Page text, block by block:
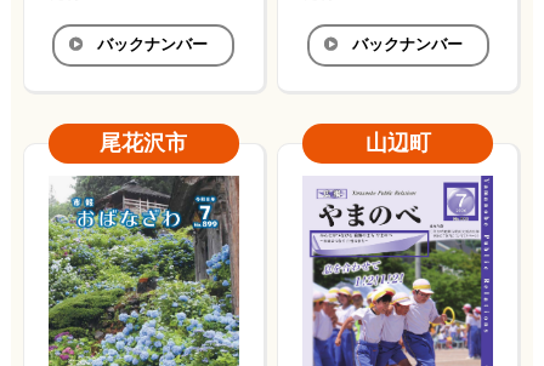
バックナンバー バックナンバー
尾花沢市 山辺町